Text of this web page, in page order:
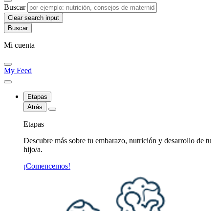
Buscar
Clear search input
Mi cuenta
My Feed
Etapas
Atrás
Etapas
Descubre más sobre tu embarazo, nutrición y desarrollo de tu
hijo/a.
¡Comencemos!